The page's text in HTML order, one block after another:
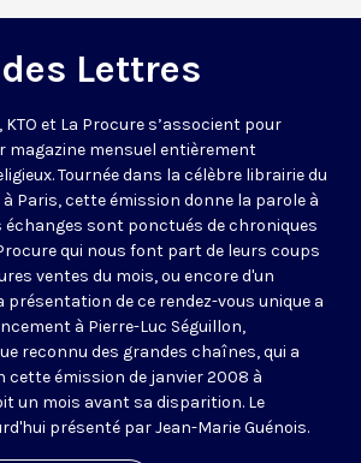
Lettres
KTO et La Procure s’associent pour
magazine mensuel entièrement
Tournée dans la célèbre librairie du
Paris, cette émission donne la parole à
échanges sont ponctués de chroniques
qui nous font part de leurs coups
ventes du mois, ou encore d'un
présentation de ce rendez-vous unique a
à Pierre-Luc Séguillon,
reconnu des grandes chaînes, qui a
cette émission de janvier 2008 à
un mois avant sa disparition. Le
présenté par Jean-Marie Guénois.